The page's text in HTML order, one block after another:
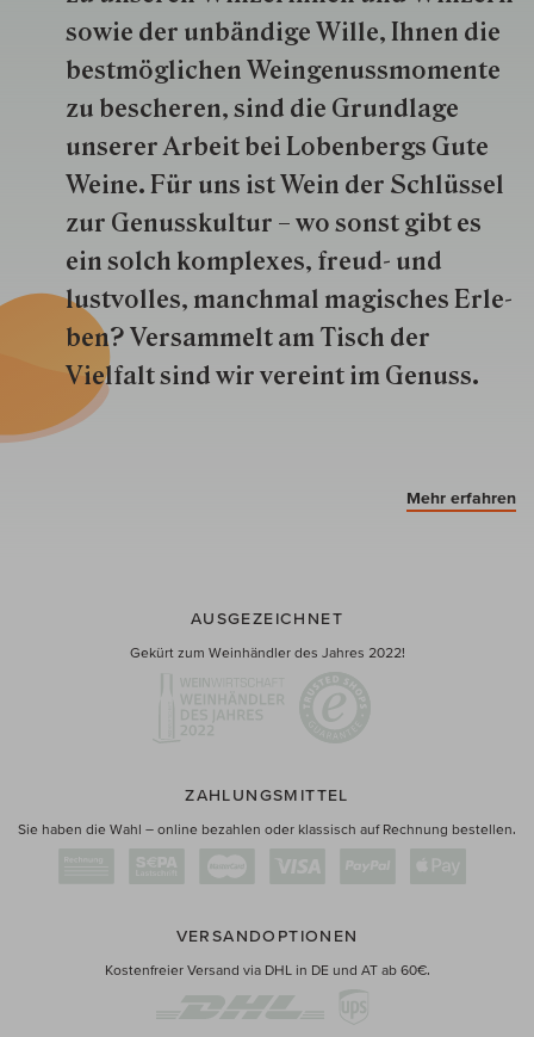
so­wie der un­bän­dige Wille, Ihnen die
best­mög­lich­en Wein­genuss­momente
zu besche­ren, sind die Grund­lage
unserer Arbeit bei Lobenbergs Gute
Weine. Für uns ist Wein der Schlüs­sel
zur Genuss­kultur – wo sonst gibt es
ein solch kom­plexes, freud- und
lustvolles, manchmal ma­gisch­es Er­le­
ben? Versammelt am Tisch der
Vielfalt sind wir ver­eint im Genuss.
Mehr erfahren
AUSGEZEICHNET
Gekürt zum Weinhändler des Jahres 2022!
ZAHLUNGSMITTEL
Sie haben die Wahl – online bezahlen oder klassisch auf Rechnung bestellen.
VERSANDOPTIONEN
Kostenfreier Versand via DHL in DE und AT ab 60€.